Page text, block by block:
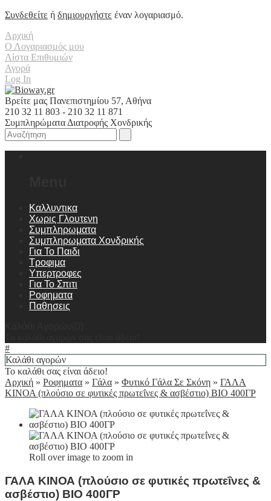
Συνδεθείτε ή δημιουργήστε έναν λογαριασμό.
Αρχική
Ο Λογαριασμός μου
Λίστα Επιθυμιών
Αγορά
Log In
Βρείτε μας Πανεπιστημίου 57, Αθήνα
210 32 11 803 - 210 32 11 871
Συμπληρώματα Διατροφής Χονδρικής
Καλλυντικα
Χωρις Γλουτενη
Συμπληρωματα
Συμπληρωματα Χονδρικής
Για Το Παιδι
Τροφιμα
Υπερτροφες
Για Το Σπιτι
Ροφηματα
Παθησεις
#
Καλάθι αγορών
Το καλάθι σας είναι άδειο!
Αρχική » Ροφηματα » Γάλα » Φυτικό Γάλα Σε Σκόνη » ΓΑΛΑ
ΚΙΝΟΑ (πλούσιο σε φυτικές πρωτεΐνες & ασβέστιο) ΒΙΟ 400ΓΡ
Roll over image to zoom in
ΓΑΛΑ ΚΙΝΟΑ (πλούσιο σε φυτικές πρωτεΐνες &
ασβέστιο) ΒΙΟ 400ΓΡ